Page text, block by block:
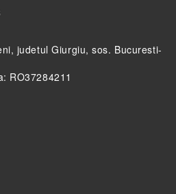
judetul Giurgiu, sos. Bucuresti-
RO37284211